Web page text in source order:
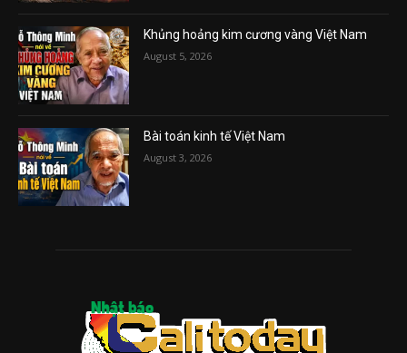
Khủng hoảng kim cương vàng Việt Nam
August 5, 2026
Bài toán kinh tế Việt Nam
August 3, 2026